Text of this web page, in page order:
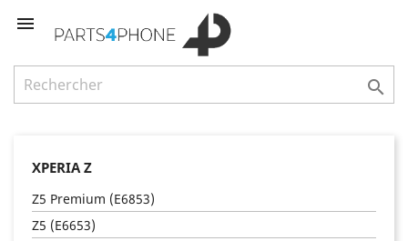


XPERIA Z
Z5 Premium (E6853)
Z5 (E6653)